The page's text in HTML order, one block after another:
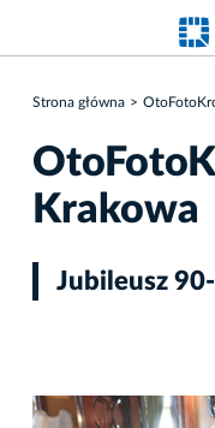
Strona główna
Krakowa
Jubileusz